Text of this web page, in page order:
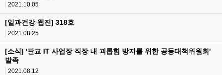
2021.10.05
[일과건강 웹진] 318호
2021.08.25
[소식] '판교 IT 사업장 직장 내 괴롭힘 방지를 위한 공동대책위원회'
발족
2021.08.12